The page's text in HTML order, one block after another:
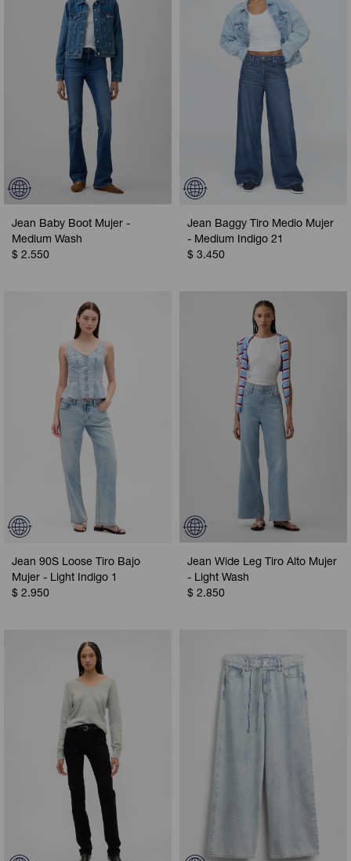
Jean Baby Boot Mujer -
Medium Wash
$ 2.550
Jean Baggy Tiro Medio Mujer
- Medium Indigo 21
$ 3.450
Jean 90S Loose Tiro Bajo
Mujer - Light Indigo 1
$ 2.950
Jean Wide Leg Tiro Alto Mujer
- Light Wash
$ 2.850
Camperas
Musculosas
Vestidos y polleras
Pijamas
Calzas
Camperas
Chalecos
Ropa interior
Polos
Camperas
Chalecos
Ropa interior
Pijamas
Camperas
Pijamas